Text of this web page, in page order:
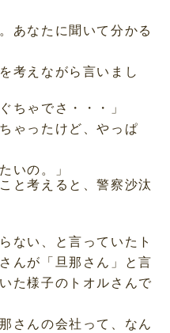
あなたに聞いて分かる
考えながら言いまし
ちゃでさ・・・」
ゃったけど、やっぱ
いの。」
と考えると、警察沙汰
ない、と言っていたト
んが「旦那さん」と言
た様子のトオルさんで
さんの会社って、なん